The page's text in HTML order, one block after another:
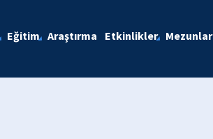
Eğitim Araştırma Etkinlikler Mezunlar